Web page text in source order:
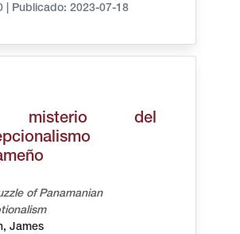
Publicado: 2023-07-18
misterio del
of Panamanian
James